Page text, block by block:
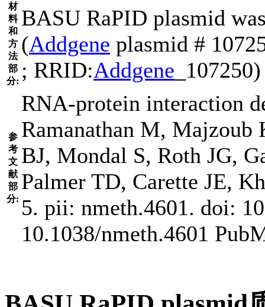
材
料
和
方
法
部
分:
BASU RaPID plasmid
(Addgene plasmid #
; RRID:Addgene _107250)
参
考
文
献
部
分:
RNA-protein interaction
Ramanathan M, Majzoub
BJ, Mondal S, Roth JG,
Palmer TD, Carette JE,
5. pii: nmeth.4601. doi:
10.1038/nmeth.4601